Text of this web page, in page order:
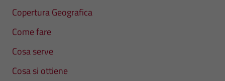
Copertura Geografica
Come fare
Cosa serve
Cosa si ottiene